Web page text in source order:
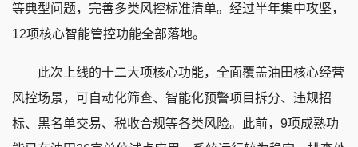
等典型问题，完善多类风控标准清单。经过半年集中攻坚，
12项核心智能管控功能全部落地。
此次上线的十二大项核心功能，全面覆盖油田核心经营
风控场景，可自动化筛查、智能化预警项目拆分、违规招
标、黑名单交易、税收合规等各类风险。此前，9项成熟功